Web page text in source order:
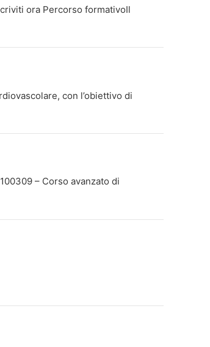
ora Percorso formativoIl
con l’obiettivo di
– Corso avanzato di